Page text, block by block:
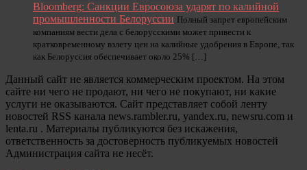
Bloomberg: Санкции Евросоюза ударят по калийной
промышленности Белоруссии Полный запрет европейским
компаниям вести дела с белорусскими может привести к
кратковременному взлету цен на калийные удобрения в Европе, так
как Белоруссия обеспечивает около 25% […]
Данный сайт не является коммерческим проектом. На этом
сайте ни чего не продают, ни чего не покупают, ни какие
услуги не оказываются. Сайт представляет собой ленту
новостей RSS канала news.rambler.ru, yandex.ru, newsru.com и
lenta.ru . Материалы публикуются без искажения,
ответственность за достоверность публикуемых новостей
Администрация сайта не несёт.